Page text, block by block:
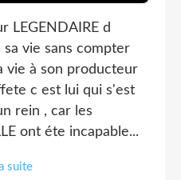
LEGENDAIRE d
sa vie sans compter
vie à son producteur
c est lui qui s'est
rein , car les
ont éte incapable...
suite